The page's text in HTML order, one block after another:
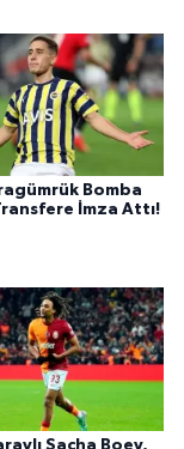
Bomba
İmza Attı!
Sacha Boey,